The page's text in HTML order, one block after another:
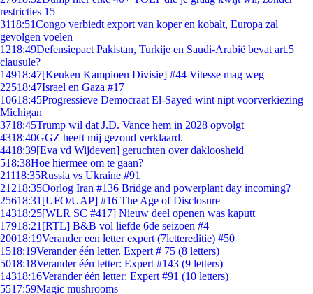
restricties 15
3118:51Congo verbiedt export van koper en kobalt, Europa zal
gevolgen voelen
1218:49Defensiepact Pakistan, Turkije en Saudi-Arabië bevat art.5
clausule?
14918:47[Keuken Kampioen Divisie] #44 Vitesse mag weg
22518:47Israel en Gaza #17
10618:45Progressieve Democraat El-Sayed wint nipt voorverkiezing
Michigan
3718:45Trump wil dat J.D. Vance hem in 2028 opvolgt
4318:40GGZ heeft mij gezond verklaard.
4418:39[Eva vd Wijdeven] geruchten over dakloosheid
518:38Hoe hiermee om te gaan?
21118:35Russia vs Ukraine #91
21218:35Oorlog Iran #136 Bridge and powerplant day incoming?
25618:31 [UFO/UAP] #16 The Age of Disclosure
14318:25[WLR SC #417] Nieuw deel openen was kaputt
17918:21 [RTL] B&B vol liefde 6de seizoen #4
20018:19Verander een letter expert (7lettereditie) #50
1518:19Verander één letter. Expert # 75 (8 letters)
5018:18Verander één letter: Expert #143 (9 letters)
14318:16Verander één letter: Expert #91 (10 letters)
5517:59Magic mushrooms